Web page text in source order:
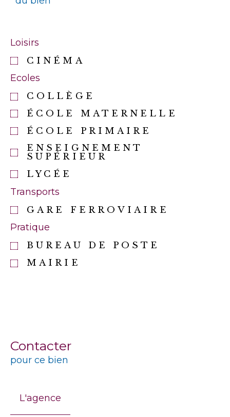
Loisirs
CINÉMA
Ecoles
COLLÈGE
ÉCOLE MATERNELLE
ÉCOLE PRIMAIRE
ENSEIGNEMENT
SUPÉRIEUR
LYCÉE
Transports
GARE FERROVIAIRE
Pratique
BUREAU DE POSTE
MAIRIE
Contacter
pour ce bien
L'agence